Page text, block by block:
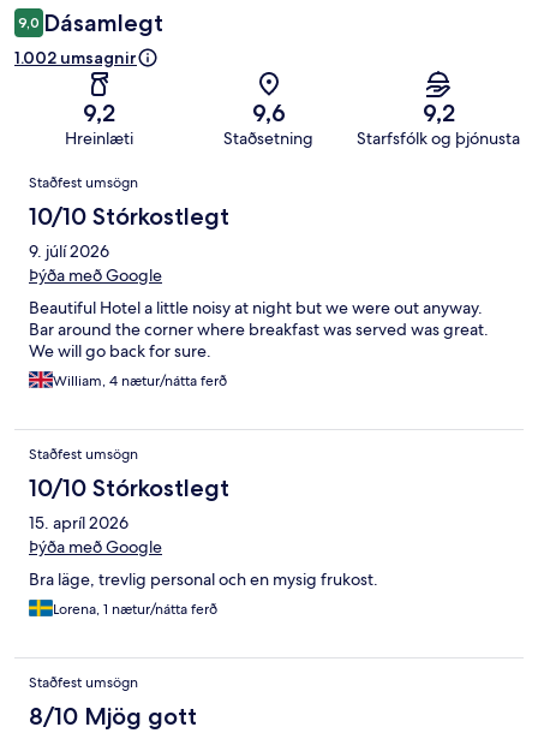
9,0 Dásamlegt
1.002 umsagnir
9,2
Hreinlæti
9,6
Staðsetning
9,2
Starfsfólk og þjónusta
Umsagnir
Staðfest umsögn
10/10 Stórkostlegt
9. júlí 2026
Þýða með Google
Beautiful Hotel a little noisy at night but we were out anyway.
Bar around the corner where breakfast was served was great.
We will go back for sure.
William, 4 nætur/nátta ferð
Staðfest umsögn
10/10 Stórkostlegt
15. apríl 2026
Þýða með Google
Bra läge, trevlig personal och en mysig frukost.
Lorena, 1 nætur/nátta ferð
Staðfest umsögn
8/10 Mjög gott